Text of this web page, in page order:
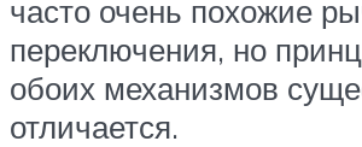
часто очень похожие
переключения, но
обоих механизмов
отличается.